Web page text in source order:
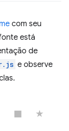
com seu
está
de
e observe